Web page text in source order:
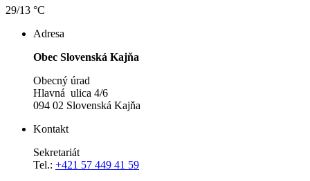
29/13 °C
Adresa
Obec Slovenská Kajňa
Obecný úrad
Hlavná ulica 4/6
094 02 Slovenská Kajňa
Kontakt
Sekretariát
Tel.: +421 57 449 41 59